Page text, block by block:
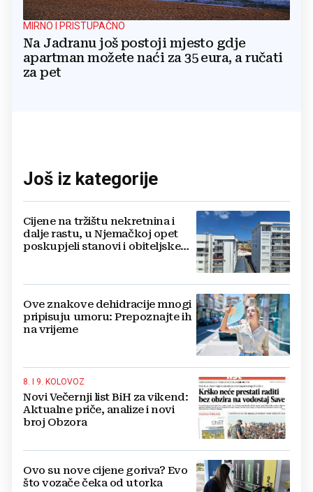
MIRNO I PRISTUPAČNO
Na Jadranu još postoji mjesto gdje
apartman možete naći za 35 eura, a ručati
za pet
Još iz kategorije
Cijene na tržištu nekretnina i
dalje rastu, u Njemačkoj opet
poskupjeli stanovi i obiteljske
Ove znakove dehidracije mnogi
pripisuju umoru: Prepoznajte ih
na vrijeme
8. I 9. KOLOVOZ
Novi Večernji list BiH za vikend:
Aktualne priče, analize i novi
broj Obzora
Ovo su nove cijene goriva? Evo
što vozače čeka od utorka